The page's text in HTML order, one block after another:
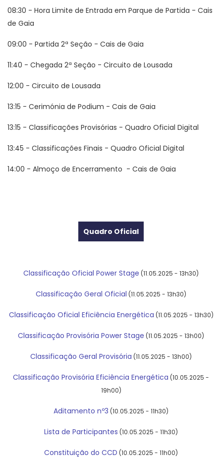
08:30 - Hora Limite de Entrada em Parque de Partida - Cais
de Gaia
09:00 - Partida 2ª Seção - Cais de Gaia
11:40 - Chegada 2ª Seção - Circuito de Lousada
12:00 - Circuito de Lousada
13:15 - Cerimónia de Podium - Cais de Gaia
13:15 - Classificações Provisórias - Quadro Oficial Digital
13:45 - Classificações Finais - Quadro Oficial Digital
14:00 - Almoço de Encerramento - Cais de Gaia
Quadro Oficial
Classificação Oficial Power Stage (11.05.2025 - 13h30)
Classificação Geral Oficial (11.05.2025 - 13h30)
Classificação Oficial Eficiência Energética (11.05.2025 - 13h30)
Classificação Provisória Power Stage (11.05.2025 - 13h00)
Classificação Geral Provisória (11.05.2025 - 13h00)
Classificação Provisória Eficiência Energética (10.05.2025 -
19h00)
Aditamento nº3 (10.05.2025 - 11h30)
Lista de Participantes (10.05.2025 - 11h30)
Constituição do CCD (10.05.2025 - 11h00)